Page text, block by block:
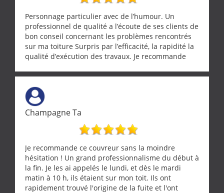
Personnage particulier avec de l’humour. Un
professionnel de qualité a l’écoute de ses clients de
bon conseil concernant les problèmes rencontrés
sur ma toiture Surpris par l’efficacité, la rapidité la
qualité d’exécution des travaux. Je recommande
Champagne Ta
Je recommande ce couvreur sans la moindre
hésitation ! Un grand professionnalisme du début à
la fin. Je les ai appelés le lundi, et dès le mardi
matin à 10 h, ils étaient sur mon toit. Ils ont
rapidement trouvé l'origine de la fuite et l'ont